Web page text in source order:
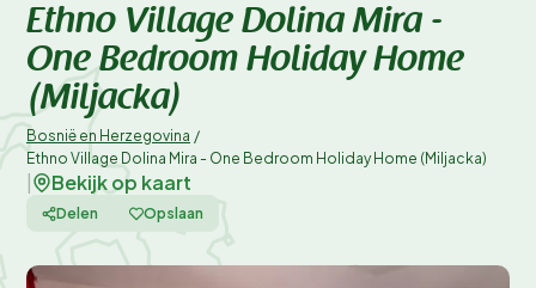
Ethno Village Dolina Mira -
One Bedroom Holiday Home
(Miljacka)
Bosnië en Herzegovina /
Ethno Village Dolina Mira - One Bedroom Holiday Home (Miljacka)
Bekijk op kaart
Delen Opslaan